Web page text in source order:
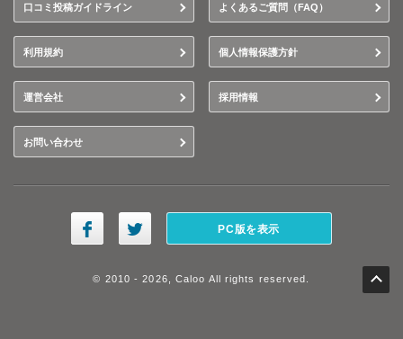
口コミ投稿ガイドライン よくあるご質問（FAQ）
利用規約 個人情報保護方針
運営会社 採用情報
お問い合わせ
PC版を表示
© 2010 - 2026, Caloo All rights reserved.